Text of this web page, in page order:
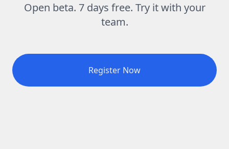
Open beta. 7 days free. Try it with your
team.
Register Now